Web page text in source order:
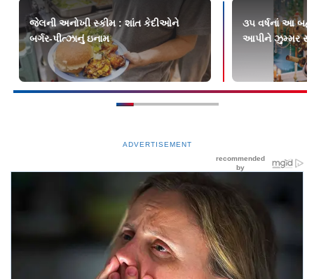
જેલની અનોખી સ્કીમ : શાંત કેદીઓને
બર્ગર-પીત્ઝાનું ઇનામ
૩૫ વર્ષનાં આ
આપીને ઝુમ્મર
ADVERTISEMENT